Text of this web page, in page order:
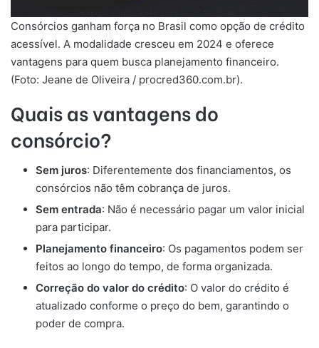
Consórcios ganham força no Brasil como opção de crédito
acessível. A modalidade cresceu em 2024 e oferece
vantagens para quem busca planejamento financeiro.
(Foto: Jeane de Oliveira / procred360.com.br).
Quais as vantagens do
consórcio?
Sem juros: Diferentemente dos financiamentos, os
consórcios não têm cobrança de juros.
Sem entrada: Não é necessário pagar um valor inicial
para participar.
Planejamento financeiro: Os pagamentos podem ser
feitos ao longo do tempo, de forma organizada.
Correção do valor do crédito: O valor do crédito é
atualizado conforme o preço do bem, garantindo o
poder de compra.